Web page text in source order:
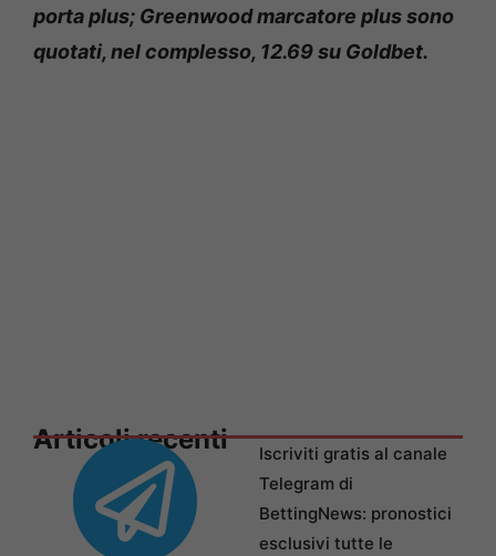
porta plus; Greenwood marcatore plus sono
quotati, nel complesso, 12.69 su Goldbet.
Articoli recenti
Iscriviti gratis al canale
Telegram di
BettingNews: pronostici
esclusivi tutte le